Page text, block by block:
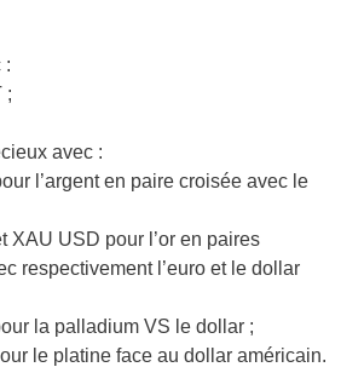
:
;
avec :
l’argent en paire croisée avec le
XAU USD pour l’or en paires
respectivement l’euro et le dollar
la palladium VS le dollar ;
le platine face au dollar américain.